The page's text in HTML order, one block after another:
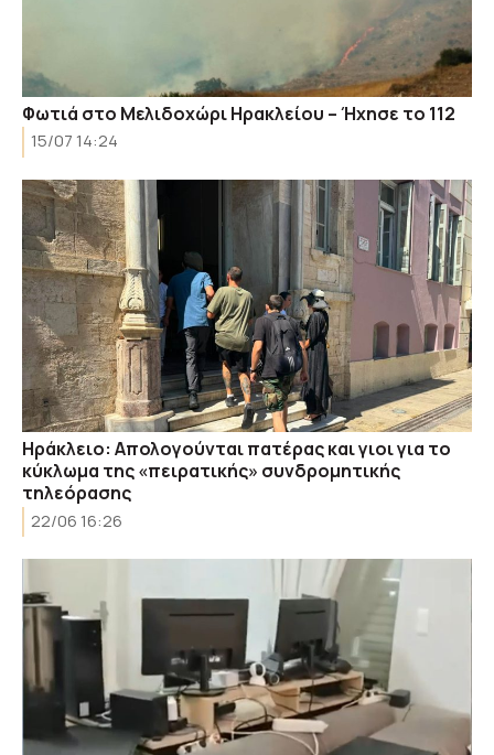
Φωτιά στο Μελιδοχώρι Ηρακλείου – Ήχησε το 112
15/07 14:24
Ηράκλειο: Απολογούνται πατέρας και γιοι για το
κύκλωμα της «πειρατικής» συνδρομητικής
τηλεόρασης
22/06 16:26